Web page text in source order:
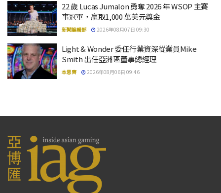
22 歲 Lucas Jumalon 勇奪 2026 年 WSOP 主賽
事冠軍，贏取1,000 萬美元獎金
新聞編輯部 2026年08月07日 09:30
Light & Wonder 委任行業資深從業員Mike
Smith 出任亞洲區董事總經理
本思齊 2026年08月06日 09:46